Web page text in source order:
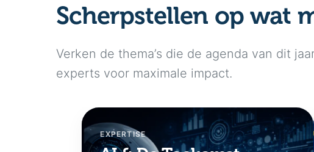
Scherpstellen op wat
Verken de thema’s die de agenda van dit
experts voor maximale impact.
EXPERTISE